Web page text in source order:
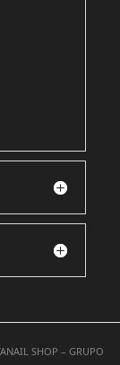
SHOP – GRUPO